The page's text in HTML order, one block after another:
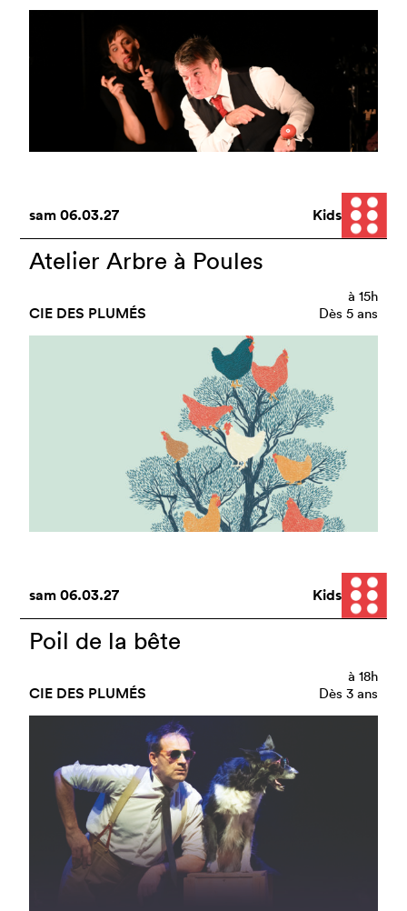
sam06.03.27 Kids
Atelier Arbre à Poules
CIE DES PLUMÉS
à 15h
Dès 5 ans
sam06.03.27 Kids
Poil de la bête
CIE DES PLUMÉS
à 18h
Dès 3 ans